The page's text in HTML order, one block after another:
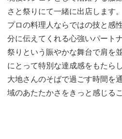
も話してください！ここで最終
す。
仲間と準備スタート！ (8月中旬～
参加が決まったら、オンライン
ィスで3～4回ほど事前準備や研
はオンライン参加でOK！）
いざ、鶴居村へ！ (9月17日〜9
さと祭りにて一緒に出店します。
プロの料理人ならではの技と感
分に伝えてくれる心強いパート
祭りという賑やかな舞台で肩を
にとって特別な達成感をもたら
大地さんのそばで過ごす時間を
域のあたたかさをきっと感じる